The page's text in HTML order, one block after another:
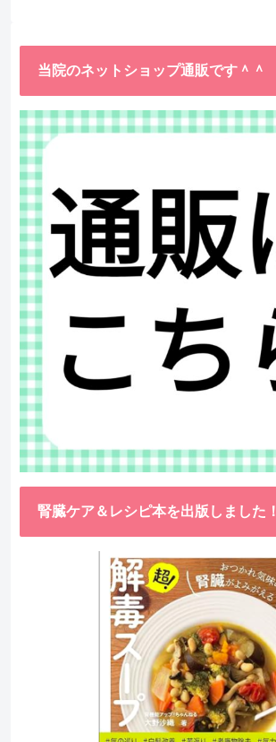
当院のネットショップ通販です＾＾
腎臓ケア＆レシピ本を出版しました！